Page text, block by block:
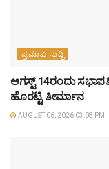
ಪ್ರಮುಖ ಸುದ್ದಿ
ಆಗಸ್ಟ್‌ 14ರಂದು
ಹೊರಟ್ಟಿ ತೀರ್ಮಾನ
AUGUST 06, 2026 03:08 PM